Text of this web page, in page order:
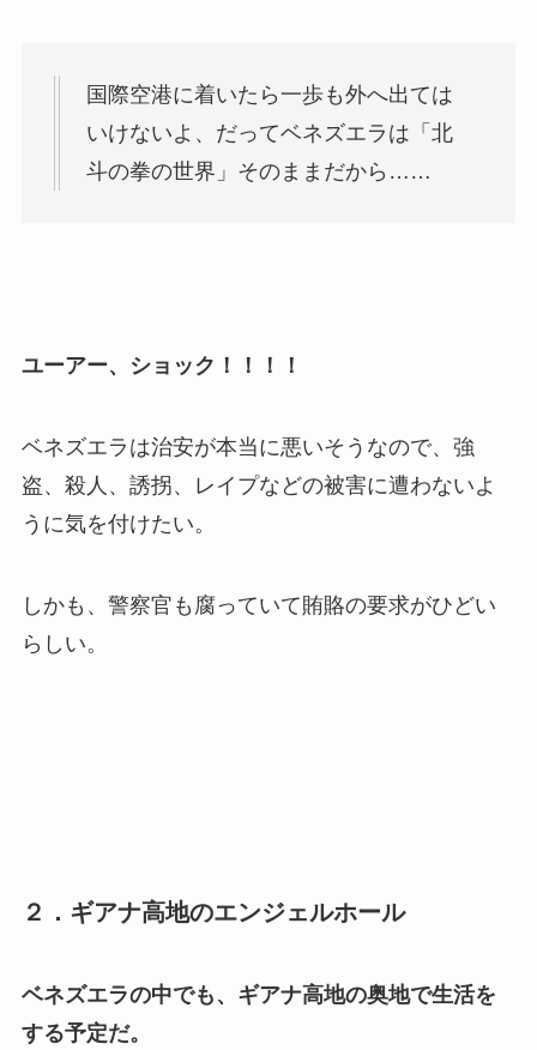
国際空港に着いたら一歩も外へ出ては
いけないよ、だってベネズエラは「北
斗の拳の世界」そのままだから……
ユーアー、ショック！！！！
ベネズエラは治安が本当に悪いそうなので、強
盗、殺人、誘拐、レイプなどの被害に遭わないよ
うに気を付けたい。
しかも、警察官も腐っていて賄賂の要求がひどい
らしい。
２．ギアナ高地のエンジェルホール
ベネズエラの中でも、ギアナ高地の奥地で生活を
する予定だ。